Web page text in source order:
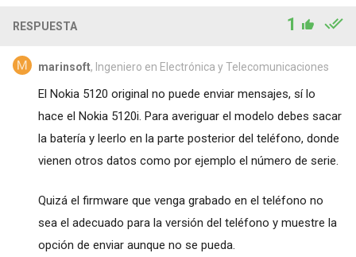
RESPUESTA 1
marinsoft, Ingeniero en Electrónica y Telecomunicaciones
El Nokia 5120 original no puede enviar mensajes, sí lo
hace el Nokia 5120i. Para averiguar el modelo debes sacar
la batería y leerlo en la parte posterior del teléfono, donde
vienen otros datos como por ejemplo el número de serie.
Quizá el firmware que venga grabado en el teléfono no
sea el adecuado para la versión del teléfono y muestre la
opción de enviar aunque no se pueda.